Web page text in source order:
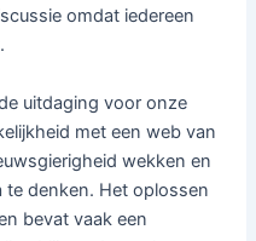
omdat iedereen
uitdaging voor onze
met een web van
wekken en
denken. Het oplossen
bevat vaak een